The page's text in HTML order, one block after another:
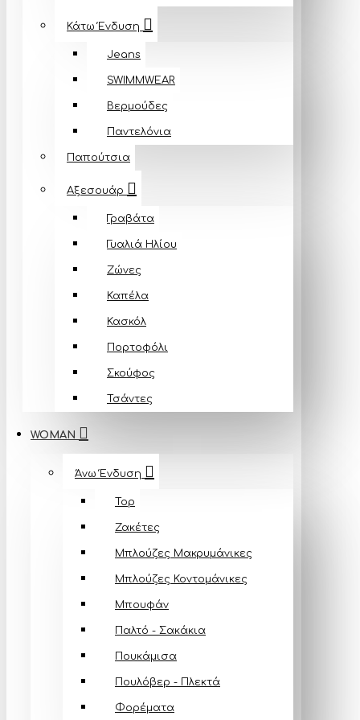
Κάτω Ένδυση
Jeans
SWIMMWEAR
Βερμούδες
Παντελόνια
Παπούτσια
Αξεσουάρ
Γραβάτα
Γυαλιά Ηλίου
Ζώνες
Καπέλα
Κασκόλ
Πορτοφόλι
Σκούφος
Τσάντες
WOMAN
Άνω Ένδυση
Top
Ζακέτες
Μπλούζες Mακρυμάνικες
Μπλούζες Κοντομάνικες
Μπουφάν
Παλτό - Σακάκια
Πουκάμισα
Πουλόβερ - Πλεκτά
Φορέματα